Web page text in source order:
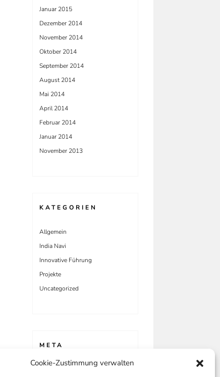
Cookie-Zustimmung verwalten
Januar 2015
Dezember 2014
November 2014
Oktober 2014
September 2014
August 2014
Mai 2014
April 2014
Februar 2014
Januar 2014
November 2013
KATEGORIEN
Allgemein
India Navi
Innovative Führung
Projekte
Uncategorized
META